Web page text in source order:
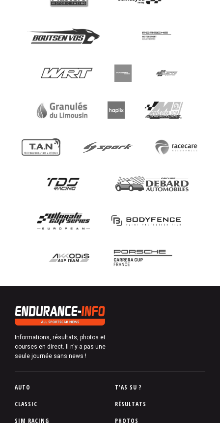
Informations, résultats, photos et
courses en direct. Il n'y a pas une
seule journée sans news !
P
AUTO
CLASSIC
SIM RACING
T'AS SU ?
RÉSULTATS
PHOTOS